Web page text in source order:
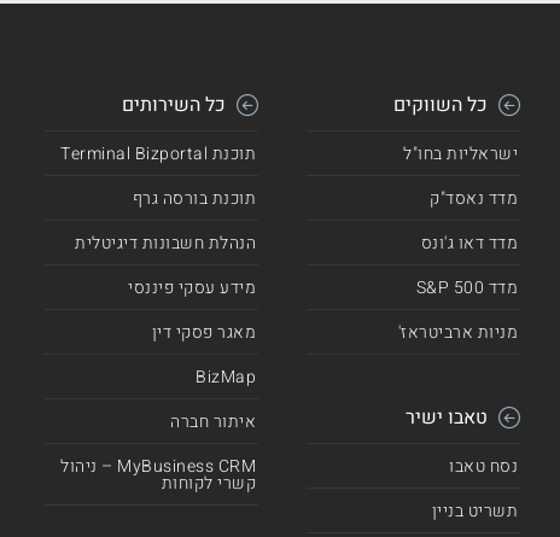
כל השווקים
ישראליות בחו"ל
מדד נאסד"ק
מדד דאו ג'ונס
מדד 500 S&P
מניות ארביטראז'
טאבו ישיר
נסח טאבו
תשריט בניין
כל השירותים
תוכנת Terminal Bizportal
תוכנת בורסה גרף
הנהלת חשבונות דיגיטלית
מידע עסקי פיננסי
מאגר פסקי דין
BizMap
איתור חברה
MyBusiness CRM – ניהול
קשרי לקוחות